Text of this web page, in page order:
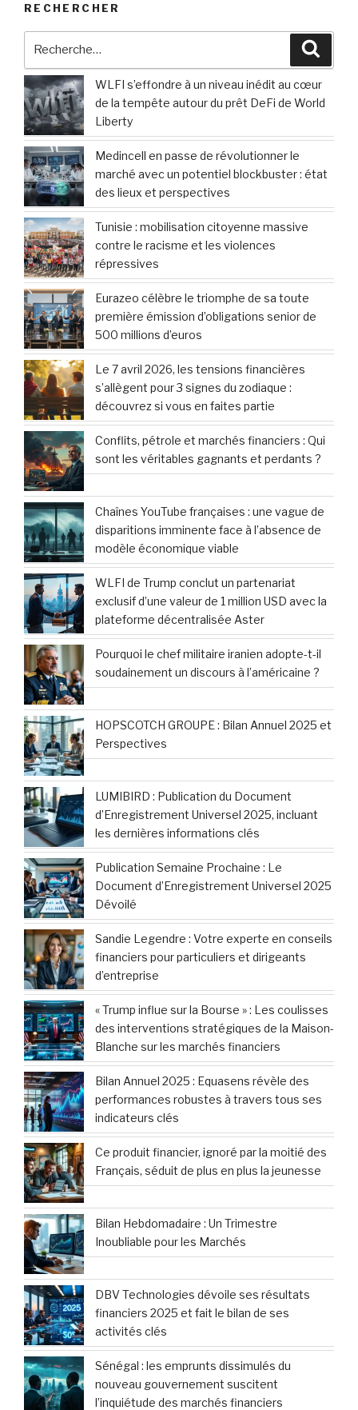
RECHERCHER
:
WLFI s’effondre à un niveau inédit au cœur
de la tempête autour du prêt DeFi de World
Liberty
Medincell en passe de révolutionner le
marché avec un potentiel blockbuster : état
des lieux et perspectives
Tunisie : mobilisation citoyenne massive
contre le racisme et les violences
répressives
Eurazeo célèbre le triomphe de sa toute
première émission d’obligations senior de
500 millions d’euros
Le 7 avril 2026, les tensions financières
s’allègent pour 3 signes du zodiaque :
découvrez si vous en faites partie
Conflits, pétrole et marchés financiers : Qui
sont les véritables gagnants et perdants ?
Chaînes YouTube françaises : une vague de
disparitions imminente face à l’absence de
modèle économique viable
WLFI de Trump conclut un partenariat
exclusif d’une valeur de 1 million USD avec la
plateforme décentralisée Aster
Pourquoi le chef militaire iranien adopte-t-il
soudainement un discours à l’américaine ?
HOPSCOTCH GROUPE : Bilan Annuel 2025 et
Perspectives
LUMIBIRD : Publication du Document
d’Enregistrement Universel 2025, incluant
les dernières informations clés
Publication Semaine Prochaine : Le
Document d’Enregistrement Universel 2025
Dévoilé
Sandie Legendre : Votre experte en conseils
financiers pour particuliers et dirigeants
d’entreprise
« Trump influe sur la Bourse » : Les coulisses
des interventions stratégiques de la Maison-
Blanche sur les marchés financiers
Bilan Annuel 2025 : Equasens révèle des
performances robustes à travers tous ses
indicateurs clés
Ce produit financier, ignoré par la moitié des
Français, séduit de plus en plus la jeunesse
Bilan Hebdomadaire : Un Trimestre
Inoubliable pour les Marchés
DBV Technologies dévoile ses résultats
financiers 2025 et fait le bilan de ses
activités clés
Sénégal : les emprunts dissimulés du
nouveau gouvernement suscitent
l’inquiétude des marchés financiers